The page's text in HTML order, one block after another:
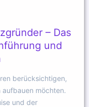
– Das
und
berücksichtigen,
aufbauen möchten.
und der